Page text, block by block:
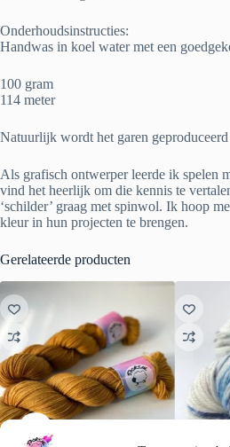
Onderhoudsinstructies:
Handwas in koel water met een
100 gram
114 meter
Natuurlijk wordt het garen
Als grafisch ontwerper leerde ik spelen
vind het heerlijk om die kennis te
‘schilder’ graag met spinwol. Ik hoop
kleur in hun projecten te brengen.
Gerelateerde producten